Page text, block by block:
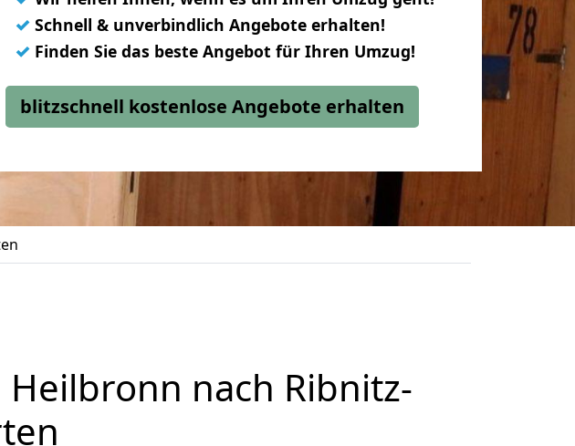
✓ Schnell & unverbindlich Angebote erhalten!
✓ Finden Sie das beste Angebot für Ihren Umzug!
blitzschnell kostenlose Angebote erhalten
nach Ribnitz-